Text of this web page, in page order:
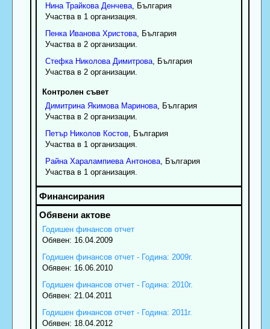
Нина Трайкова Денчева, България
Участва в 1 организация.
Пенка Иванова Христова, България
Участва в 2 организации.
Стефка Николова Димитрова, България
Участва в 2 организации.
Контролен съвет
Димитрина Якимова Маринова, България
Участва в 2 организации.
Петър Николов Костов, България
Участва в 1 организация.
Райна Харалампиева Антонова, България
Участва в 1 организация.
Годишен финансов отчет
Обявен: 16.04.2009
Годишен финансов отчет - Година: 2009г.
Обявен: 16.06.2010
Годишен финансов отчет - Година: 2010г.
Обявен: 21.04.2011
Годишен финансов отчет - Година: 2011г.
Обявен: 18.04.2012